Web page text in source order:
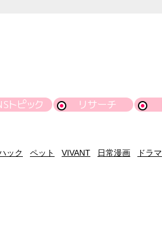
トピック リサーチ
ック ペット VIVANT 日常漫画 ドラマ